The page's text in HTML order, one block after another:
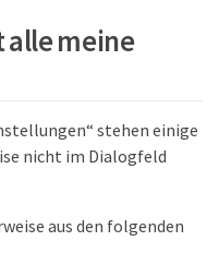
alle meine
stehen einige
nicht im Dialogfeld
aus den folgenden